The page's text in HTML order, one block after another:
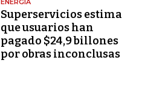
ENERGÍA
Superservicios estima
que usuarios han
pagado $24,9 billones
por obras inconclusas